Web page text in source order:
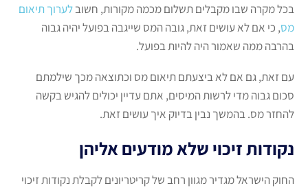
בכל מקרה שבו מקבלים תשלום מכמה מקורות, חשובלערוך תיאום
מס, כי אם לא עושים זאת, גובה המס שייגבה בפועל יהיה גבוה
בהרבה ממה שאמור היה להיות בפועל.
עם זאת, גם אם לא ביצעתם תיאום מס וכתוצאה מכך שילמתם
סכום גבוה מדי לרשות המיסים, אתם עדיין יכולים להגיש בקשה
להחזר מס. בהמשך נבין בדיוק איך עושים זאת.
נקודות זיכוי שלא מודעים אליהן
החוק הישראל מגדיר מגוון רחב של קריטריונים לקבלת נקודות זיכוי